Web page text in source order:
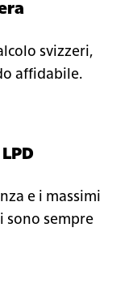
svizzeri,
affidabile.​
e i massimi
sono sempre